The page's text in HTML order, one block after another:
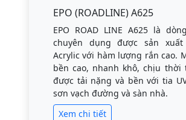
EPO (ROADLINE) A625
EPO ROAD LINE A625 là
chuyên dụng được sản
Acrylic với hàm lượng rắn cao.
bền cao, nhanh khô, chịu thời
được tải nặng và bền với tia
sơn vạch đường và sàn nhà.
Xem chi tiết